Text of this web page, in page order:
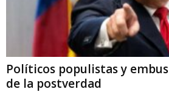
Políticos populistas y
de la postverdad